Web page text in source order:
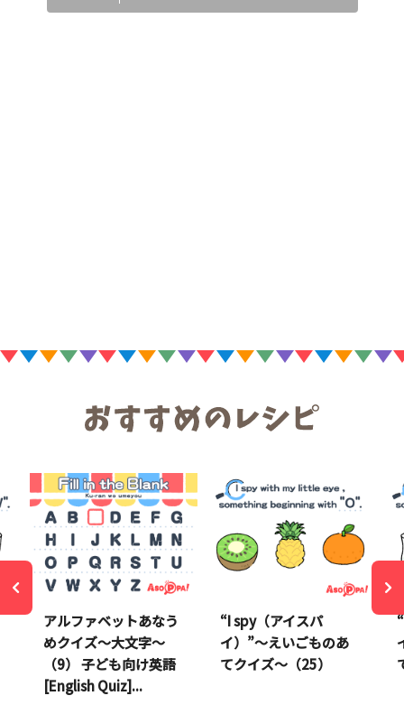
アルファベットあなう
めクイズ～大文字～
（9） 子ども向け英語
[English Quiz]...
“I spy（アイスパ
イ）”～えいごものあ
てクイズ～（25）